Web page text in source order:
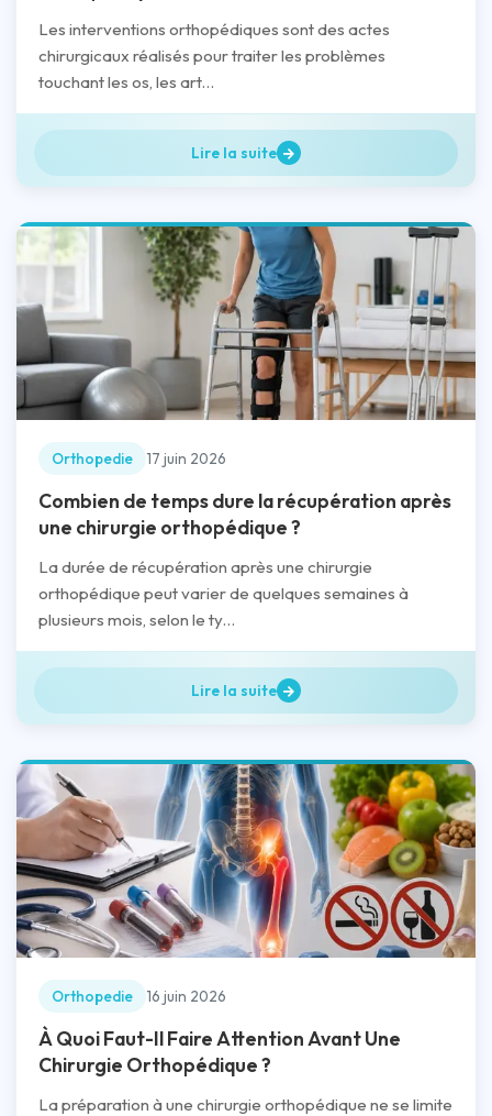
Les interventions orthopédiques sont des actes
chirurgicaux réalisés pour traiter les problèmes
touchant les os, les art...
Lire la suite
Orthopedie 17 juin 2026
Combien de temps dure la récupération après
une chirurgie orthopédique ?
La durée de récupération après une chirurgie
orthopédique peut varier de quelques semaines à
plusieurs mois, selon le ty...
Lire la suite
Orthopedie 16 juin 2026
À Quoi Faut-Il Faire Attention Avant Une
Chirurgie Orthopédique ?
La préparation à une chirurgie orthopédique ne se limite